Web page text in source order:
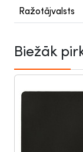
Ražotājvalsts
Biežāk